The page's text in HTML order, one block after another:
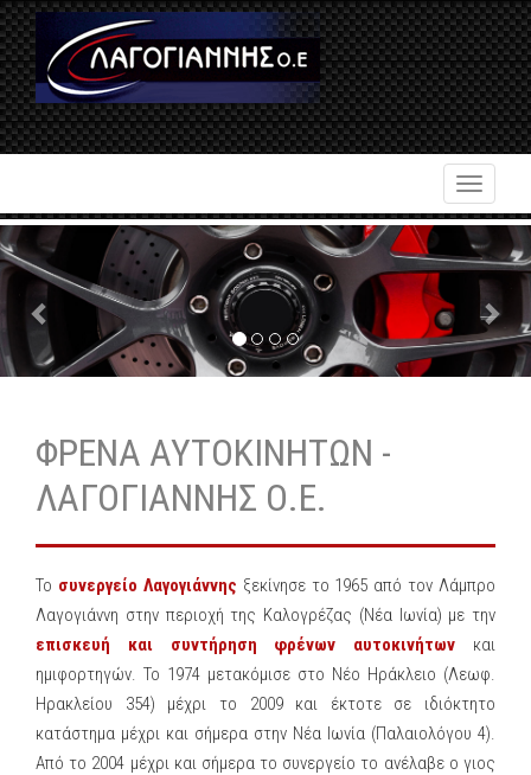
Previous
ΦΡΕΝΑ ΑΥΤΟΚΙΝΗΤΩΝ -
ΛΑΓΟΓΙΑΝΝΗΣ Ο.Ε.
Το συνεργείο Λαγογιάννης ξεκίνησε το 1965 από τον Λάμπρο
Λαγογιάννη στην περιοχή της Καλογρέζας (Νέα Ιωνία) με την
επισκευή και συντήρηση φρένων αυτοκινήτων και
ημιφορτηγών. Το 1974 μετακόμισε στο Νέο Ηράκλειο (Λεωφ.
Ηρακλείου 354) μέχρι το 2009 και έκτοτε σε ιδιόκτητο
κατάστημα μέχρι και σήμερα στην Νέα Ιωνία (Παλαιολόγου 4).
Από το 2004 μέχρι και σήμερα το συνεργείο το ανέλαβε ο γιος
Toggle